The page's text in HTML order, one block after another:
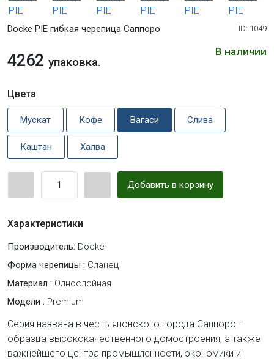
Docke PIE гибкая черепица Саппоро ID: 1049
В наличии
4262 упаковка.
Цвета
Мускат Кофе Вагаси Слива
Каштан Халва
Добавить в корзину
Характеристики
Производитель: Docke
Форма черепицы : Сланец
Материал : Однослойная
Модели : Premium
​Серия названа в честь японского города Саппоро -
образца высококачественного домостроения, а также
важнейшего центра промышленности, экономики и